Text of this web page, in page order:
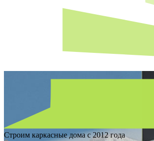
Строим каркасные дома с 2012 года